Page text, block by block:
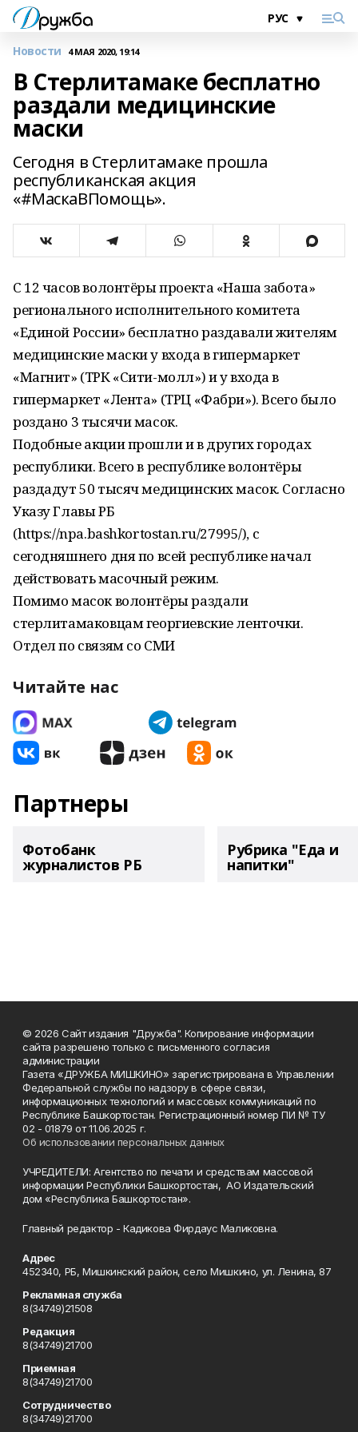
Новости 4 МАЯ 2020, 19:14
В Стерлитамаке бесплатно
раздали медицинские
маски
Сегодня в Стерлитамаке прошла
республиканская акция
«#МаскаВПомощь».
С 12 часов волонтёры проекта «Наша забота»
регионального исполнительного комитета
«Единой России» бесплатно раздавали жителям
медицинские маски у входа в гипермаркет
«Магнит» (ТРК «Сити-молл») и у входа в
гипермаркет «Лента» (ТРЦ «Фабри»). Всего было
роздано 3 тысячи масок.
Подобные акции прошли и в других городах
республики. Всего в республике волонтёры
раздадут 50 тысяч медицинских масок. Согласно
Указу Главы РБ
(https://npa.bashkortostan.ru/27995/), с
сегодняшнего дня по всей республике начал
действовать масочный режим.
Помимо масок волонтёры раздали
стерлитамаковцам георгиевские ленточки.
Отдел по связям со СМИ
Читайте нас
Партнеры
Фотобанк
журналистов РБ
Рубрика "Еда и
напитки"
© 2026 Сайт издания "Дружба". Копирование информации
сайта разрешено только с письменного согласия
администрации
Газета «ДРУЖБА МИШКИНО» зарегистрирована в Управлении
Федеральной службы по надзору в сфере связи,
информационных технологий и массовых коммуникаций по
Республике Башкортостан. Регистрационный номер ПИ № ТУ
02 - 01879 от 11.06.2025 г.
Об использовании персональных данных
УЧРЕДИТЕЛИ: Агентство по печати и средствам массовой
информации Республики Башкортостан, АО Издательский
дом «Республика Башкортостан».
Главный редактор - Кадикова Фирдаус Маликовна.
Адрес
452340, РБ, Мишкинский район, село Мишкино, ул. Ленина, 87
Рекламная служба
8(34749)21508
Редакция
8(34749)21700
Приемная
8(34749)21700
Сотрудничество
8(34749)21700